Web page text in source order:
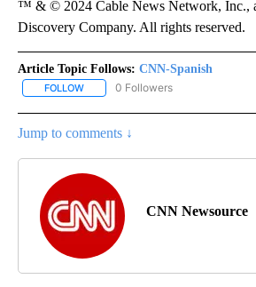
™ & © 2024 Cable News Network, Inc.,
Discovery Company. All rights reserved.
Article Topic Follows: CNN-Spanish
FOLLOW FOLLOW "CNN-SPANISH" TO
0 Followers
Jump to comments ↓
CNN Newsource